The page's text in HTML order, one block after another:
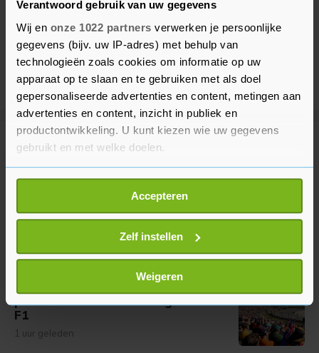
Verantwoord gebruik van uw gegevens
Wij en onze 1022 partners verwerken je persoonlijke
gegevens (bijv. uw IP-adres) met behulp van
technologieën zoals cookies om informatie op uw
apparaat op te slaan en te gebruiken met als doel
gepersonaliseerde advertenties en content, metingen aan
advertenties en content, inzicht in publiek en
productontwikkeling. U kunt kiezen wie uw gegevens
gebruikt en met welke doelen.
Als u het toestaat, willen we ook graag:
Informatie verzamelen over uw geografische
locatie, die tot een paar meter nauwkeurig kan zijn
Uw apparaat identificeren door het actief te
scannen op specifieke eigenschappen (fingerprinting)
Lees meer over hoe uw persoonlijke gegevens worden
verwerkt en stel uw voorkeuren in het
U kunt uw toestemming op elk moment wijzigen of
intrekken in de Cookieverklaring.
Accepteren
Zelf instellen
Weigeren
Meer uit Financieel
ABN AMRO: Nederlanders gaven
minder uit tijdens extreme hitte
Zandvoort denkt nog jaren te
F1
1 uur geleden